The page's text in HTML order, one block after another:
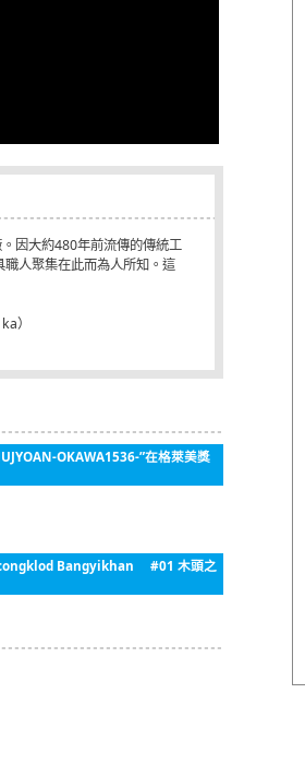
因大約480年前流傳的傳統工
人聚集在此而為人所知。這
）
在格萊美獎
Bangyikhan #01 木頭之